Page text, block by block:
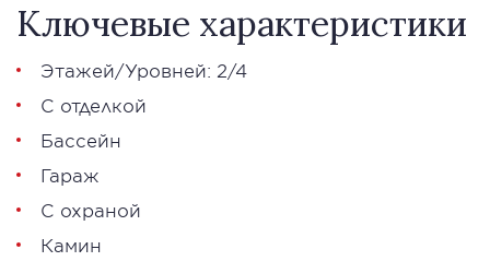
Ключевые характеристики
Этажей/Уровней: 2/4
С отделкой
Бассейн
Гараж
С охраной
Камин